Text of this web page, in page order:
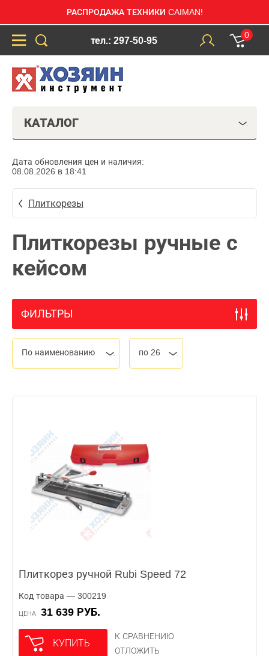
РАСПРОДАЖА ТЕХНИКИ CAIMAN!
тел.: 297-50-95
0
КАТАЛОГ
Дата обновления цен и наличия:
08.08.2026 в 18:41
Плиткорезы
Плиткорезы ручные с
кейсом
ФИЛЬТРЫ
По наименованию по 26
Плиткорез ручной Rubi Speed 72
Код товара — 300219
ЦЕНА 31 639 РУБ.
КУПИТЬ
К СРАВНЕНИЮ
ОТЛОЖИТЬ